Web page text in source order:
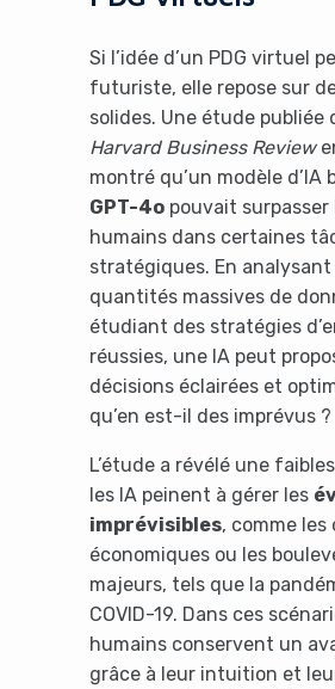
Si l’idée d’un PDG virtuel
futuriste, elle repose sur
solides. Une étude publiée
Harvard Business Review
montré qu’un modèle d’IA
GPT-4opouvait surpasser
humains dans certaines
stratégiques. En analysant
quantités massives de
étudiant des stratégies
réussies, une IA peut
décisions éclairées et
qu’en est-il des imprévus ?
L’étude a révélé une
les IA peinent à gérer les
imprévisibles, comme les
économiques ou les
majeurs, tels que la
COVID-19. Dans ces
humains conservent un
grâce à leur intuition et